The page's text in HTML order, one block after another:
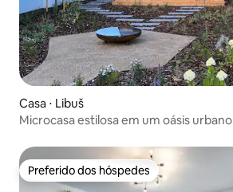
Casa ⋅ Libuš
Microcasa estilosa em um oásis urbano
Preferido dos hóspedes
Preferido dos hóspedes